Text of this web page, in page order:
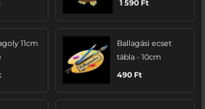
1 590 Ft
11cm
Ballagási ecset
tábla - 10cm
490 Ft